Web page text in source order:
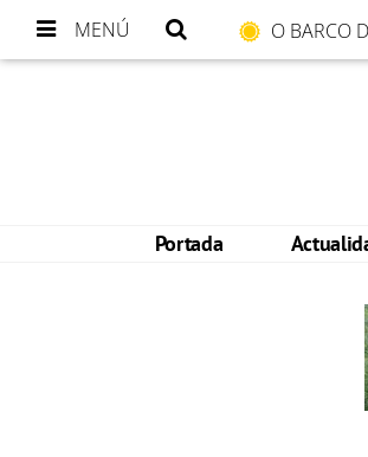
MENÚ O BARCO
Portada